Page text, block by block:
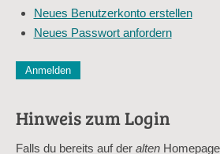
Adresse
Neues Benutzerkonto erstellen
Neues Passwort anfordern
Diese Sicherheitsfrage überprüft, ob
Sag mir nicht, wie viele Sternlein
Hinweis zum Login
Falls du bereits auf der alten